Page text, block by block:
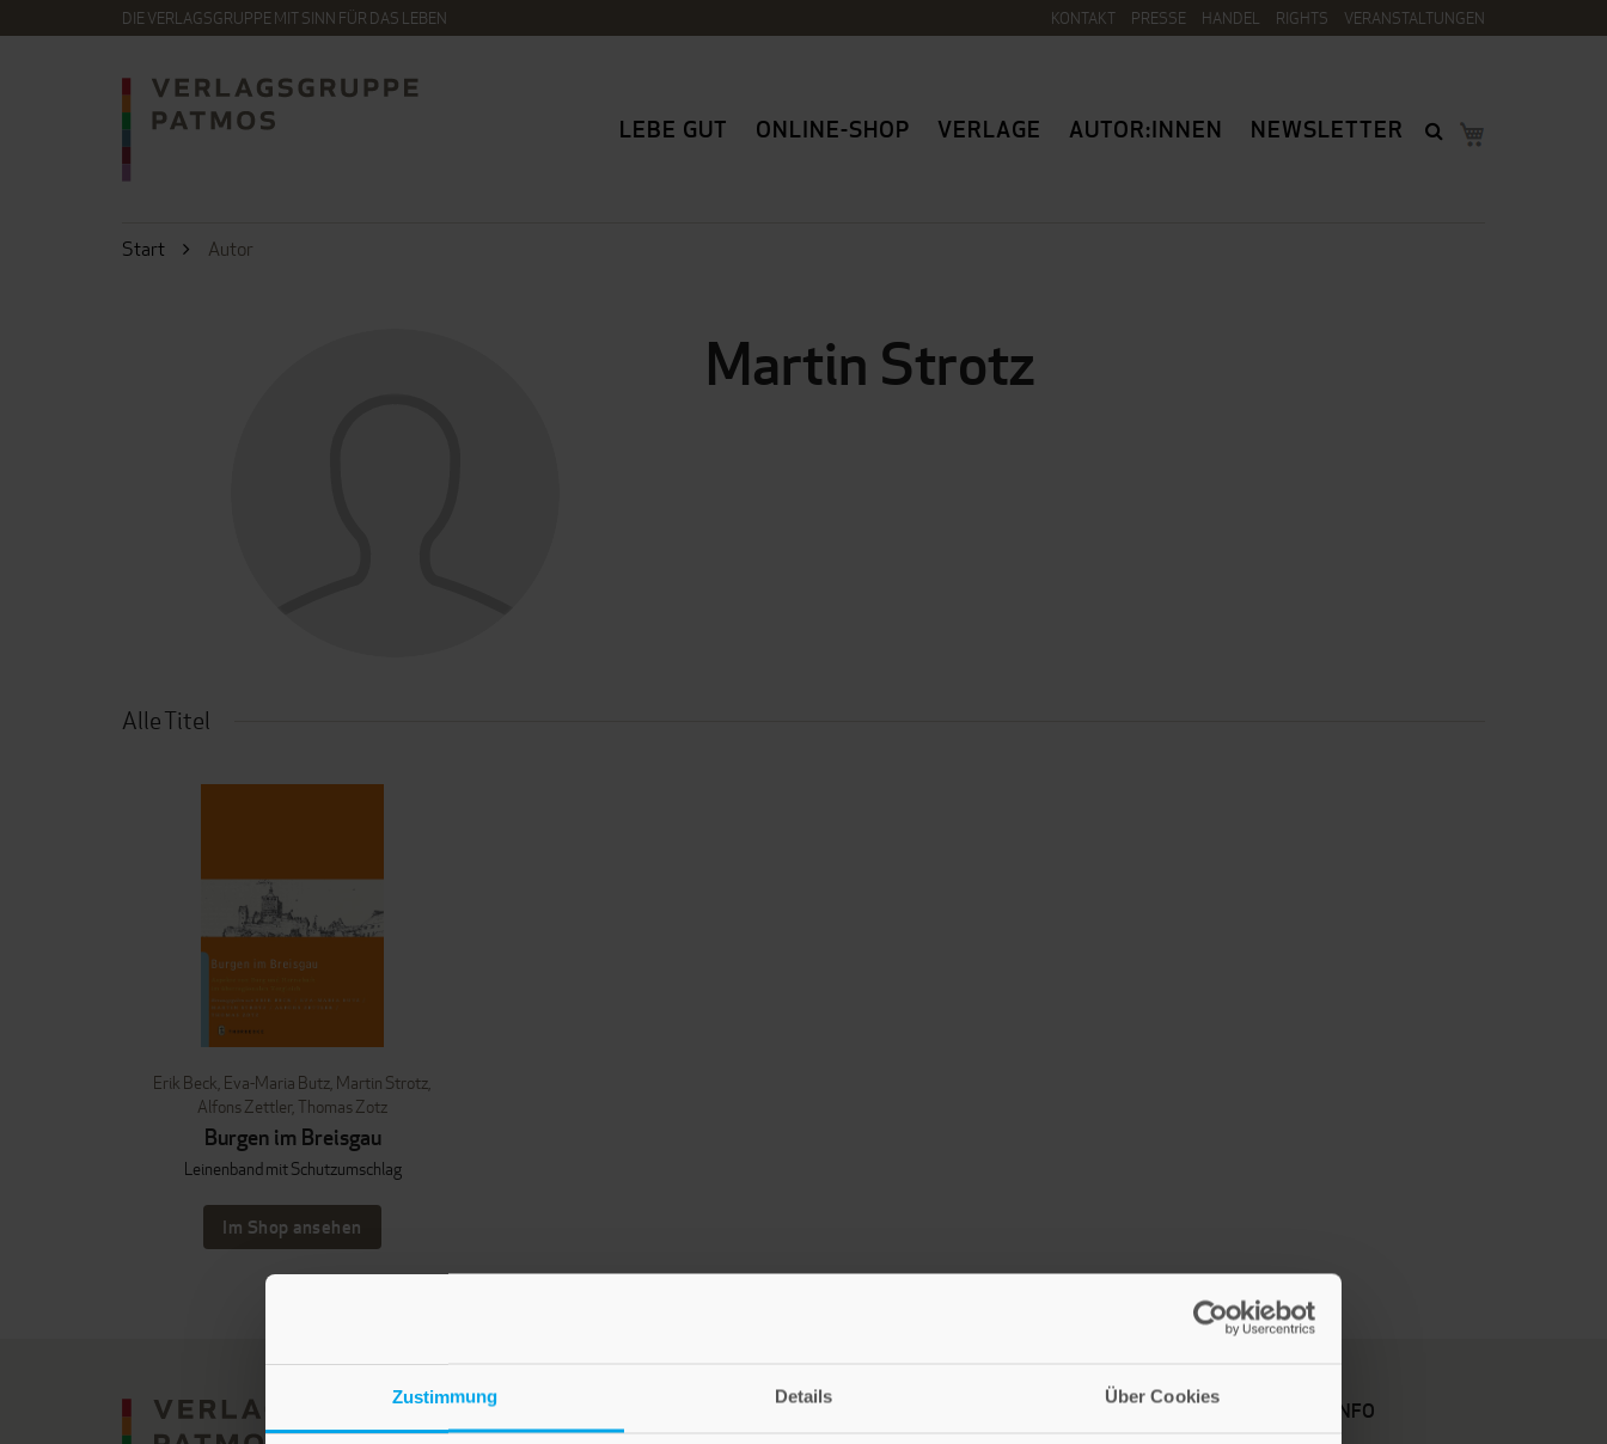
Zustimmung Details Über Cookies
DIE VERLAGSGRUPPE MIT SINN FÜR DAS LEBEN KONTAKT PRESSE HANDEL RIGHTS VERANSTALTUNGEN
LEBE GUT ONLINE-SHOP VERLAGE AUTOR:INNEN NEWSLETTER
Start Autor
Martin Strotz
Alle Titel
Erik Beck, Eva-Maria Butz, Martin Strotz,
Alfons Zettler, Thomas Zotz
Burgen im Breisgau
Leinenband mit Schutzumschlag
Im Shop ansehen
KARRIERE KUNDENINFO